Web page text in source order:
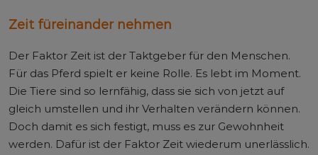
Zeit füreinander nehmen
Der Faktor Zeit ist der Taktgeber für den Menschen.
Für das Pferd spielt er keine Rolle. Es lebt im Moment.
Die Tiere sind so lernfähig, dass sie sich von jetzt auf
gleich umstellen und ihr Verhalten verändern können.
Doch damit es sich festigt, muss es zur Gewohnheit
werden. Dafür ist der Faktor Zeit wiederum unerlässlich.